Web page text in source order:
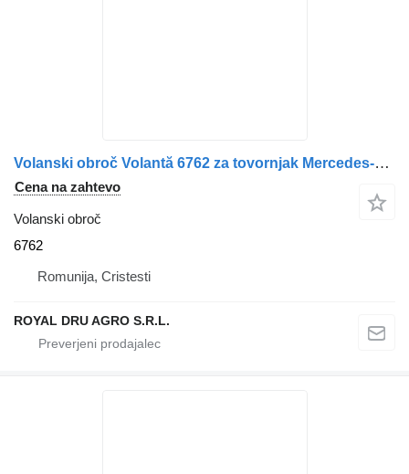
Volanski obroč Volantă 6762 za tovornjak Mercedes-Benz A5410301605 / A5410300105 – Piesă auto uzată
Cena na zahtevo
Volanski obroč
6762
Romunija, Cristesti
ROYAL DRU AGRO S.R.L.